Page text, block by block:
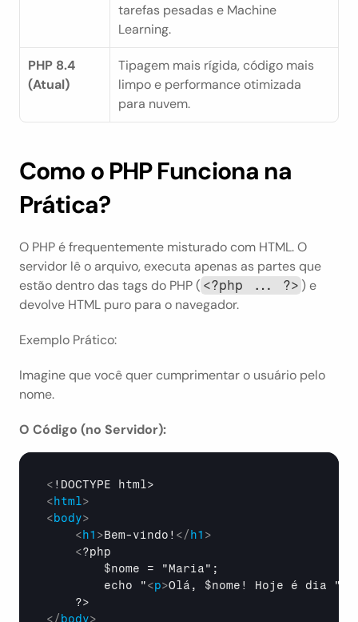
tarefas pesadas e Machine
Learning.
PHP 8.4
(Atual)
Tipagem mais rígida, código mais
limpo e performance otimizada
para nuvem.
Como o PHP Funciona na
Prática?
O PHP é frequentemente misturado com HTML. O
servidor lê o arquivo, executa apenas as partes que
estão dentro das tags do PHP ( <?php ... ?> ) e
devolve HTML puro para o navegador.
Exemplo Prático:
Imagine que você quer cumprimentar o usuário pelo
nome.
O Código (no Servidor):
<
<html>
<body>
<h1 >Bem-vindo! </ h1 >
<?php
        $nome = "Maria";
        echo "
<p>Olá, $nome! Hoje é dia
</ body>